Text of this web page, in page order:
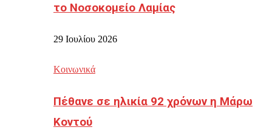
το Νοσοκομείο Λαμίας
29 Ιουλίου 2026
Κοινωνικά
Πέθανε σε ηλικία 92 χρόνων η Μάρω
Κοντού